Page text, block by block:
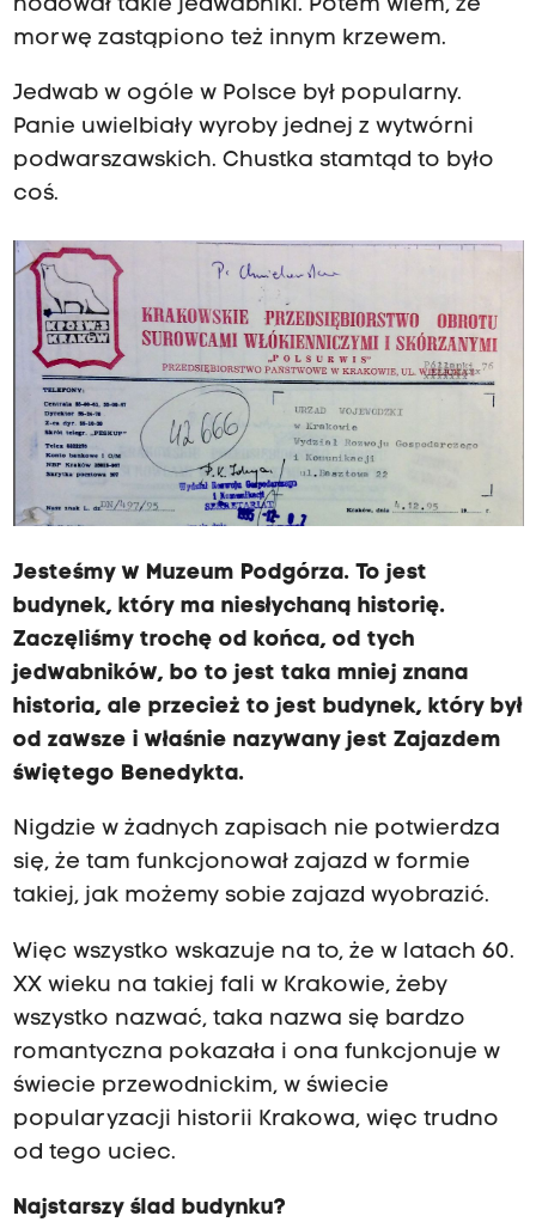
hodował takie jedwabniki. Potem wiem, że
morwę zastąpiono też innym krzewem.
Jedwab w ogóle w Polsce był popularny.
Panie uwielbiały wyroby jednej z wytwórni
podwarszawskich. Chustka stamtąd to było
coś.
Jesteśmy w Muzeum Podgórza. To jest
budynek, który ma niesłychaną historię.
Zaczęliśmy trochę od końca, od tych
jedwabników, bo to jest taka mniej znana
historia, ale przecież to jest budynek, który był
od zawsze i właśnie nazywany jest Zajazdem
świętego Benedykta.
Nigdzie w żadnych zapisach nie potwierdza
się, że tam funkcjonował zajazd w formie
takiej, jak możemy sobie zajazd wyobrazić.
Więc wszystko wskazuje na to, że w latach 60.
XX wieku na takiej fali w Krakowie, żeby
wszystko nazwać, taka nazwa się bardzo
romantyczna pokazała i ona funkcjonuje w
świecie przewodnickim, w świecie
popularyzacji historii Krakowa, więc trudno
od tego uciec.
Najstarszy ślad budynku?